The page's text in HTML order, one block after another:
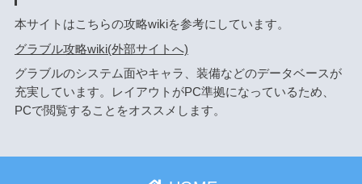
本サイトはこちらの攻略wikiを参考にしています。
グラブル攻略wiki(外部サイトへ)
グラブルのシステム面やキャラ、装備などのデータベースが
充実しています。レイアウトがPC準拠になっているため、
PCで閲覧することをオススメします。